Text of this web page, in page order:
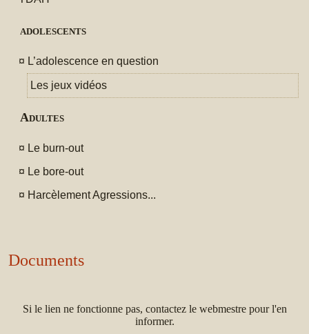
adolescents
¤ L’adolescence en question
Les jeux vidéos
Adultes
¤ Le burn-out
¤ Le bore-out
¤ Harcèlement Agressions...
Documents
Si le lien ne fonctionne pas, contactez le webmestre pour l'en
informer.